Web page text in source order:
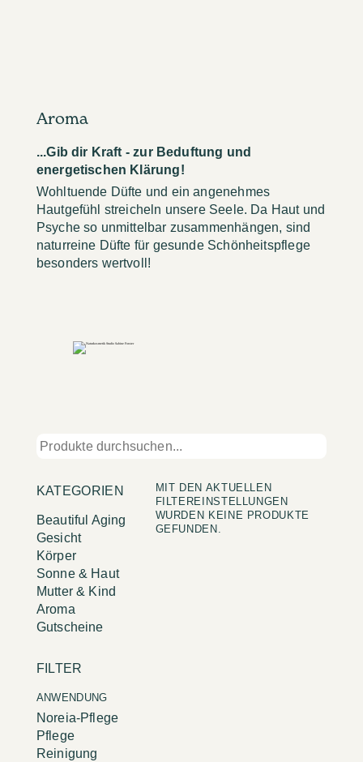
Aroma
...Gib dir Kraft - zur Beduftung und
energetischen Klärung!
Wohltuende Düfte und ein angenehmes
Hautgefühl streicheln unsere Seele. Da Haut und
Psyche so unmittelbar zusammenhängen, sind
naturreine Düfte für gesunde Schönheitspflege
besonders wertvoll!
KATEGORIEN
Beautiful Aging
Gesicht
Körper
Sonne & Haut
Mutter & Kind
Aroma
Gutscheine
FILTER
ANWENDUNG
Noreia-Pflege
Pflege
Reinigung
MIT DEN AKTUELLEN
FILTEREINSTELLUNGEN
WURDEN KEINE PRODUKTE
GEFUNDEN.